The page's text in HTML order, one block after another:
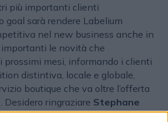
più importanti clienti
goal sarà rendere Labelium
nel new business anche in
le novità che
prossimi mesi, informando i clienti
distintiva, locale e globale,
boutique che va oltre l’offerta
Desidero ringraziare Stephane
Labelium Group, Laura Selmi,